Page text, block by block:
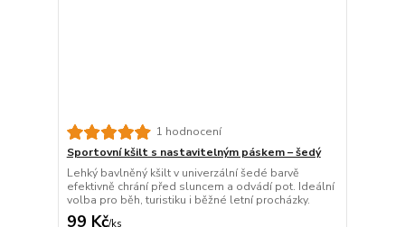
1 hodnocení
Sportovní kšilt s nastavitelným páskem – šedý
Lehký bavlněný kšilt v univerzální šedé barvě
efektivně chrání před sluncem a odvádí pot. Ideální
volba pro běh, turistiku i běžné letní procházky.
99 Kč/ks